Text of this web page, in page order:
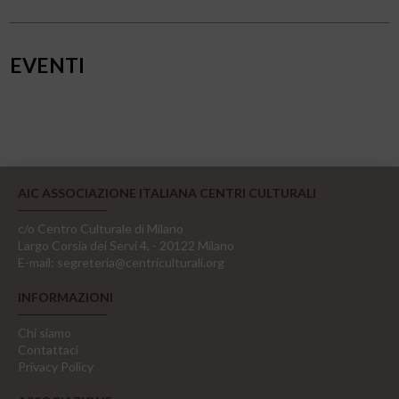
EVENTI
AIC ASSOCIAZIONE ITALIANA CENTRI CULTURALI
c/o Centro Culturale di Milano
Largo Corsia dei Servi 4, - 20122 Milano
E-mail: segreteria@centriculturali.org
INFORMAZIONI
Chi siamo
Contattaci
Privacy Policy